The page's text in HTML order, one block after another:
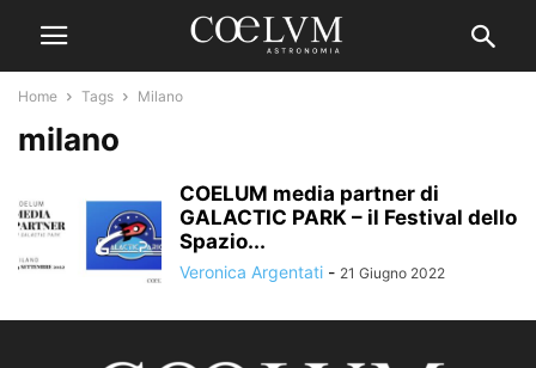
Home Tags Milano
milano
COELUM media partner di
GALACTIC PARK – il Festival dello
Spazio...
Veronica Argentati - 21 Giugno 2022